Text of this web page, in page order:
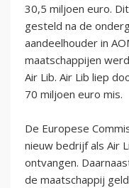
30,5 miljoen euro.
gesteld na de
aandeelhouder in
maatschappijen
Air Lib. Air Lib liep
70 miljoen euro mis.
De Europese
nieuw bedrijf als Air
ontvangen.
de maatschappij